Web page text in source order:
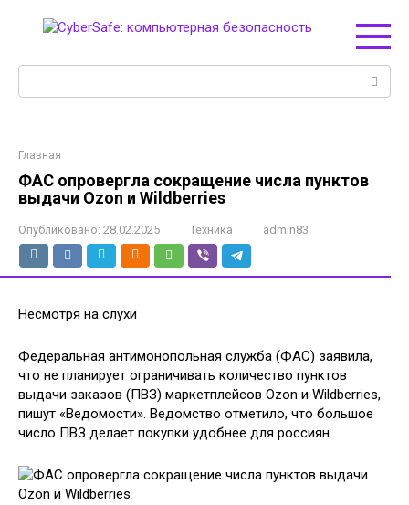
Главная
ФАС опровергла сокращение числа пунктов
выдачи Ozon и Wildberries
Опубликовано: 28.02.2025 Техника admin83
Несмотря на слухи
Федеральная антимонопольная служба (ФАС) заявила,
что не планирует ограничивать количество пунктов
выдачи заказов (ПВЗ) маркетплейсов Ozon и Wildberries,
пишут «Ведомости». Ведомство отметило, что большое
число ПВЗ делает покупки удобнее для россиян.